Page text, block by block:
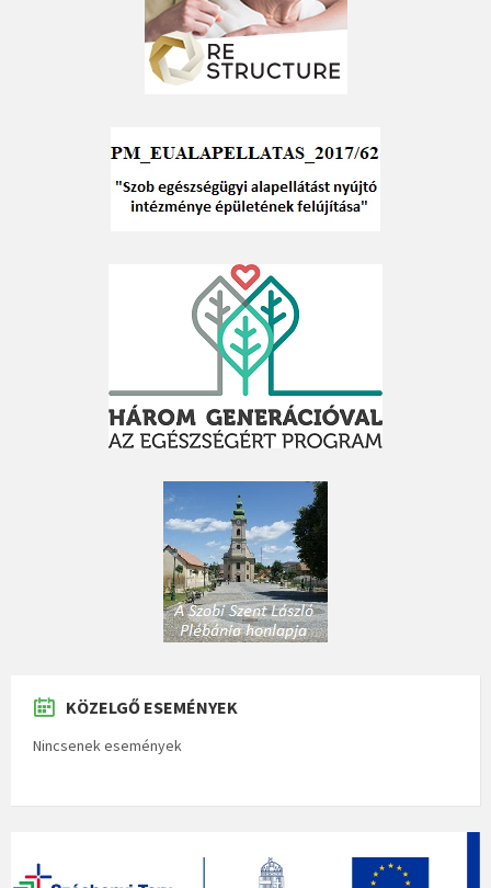
KÖZELGŐ ESEMÉNYEK
Nincsenek események